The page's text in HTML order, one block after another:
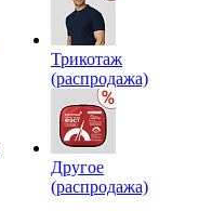
Трикотаж
(распродажа)
Другое
(распродажа)